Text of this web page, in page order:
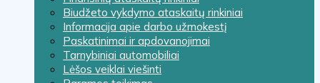
Biudžeto vykdymo ataskaitų rinkiniai
Informacija apie darbo užmokestį
Paskatinimai ir apdovanojimai
Tarnybiniai automobiliai
Lėšos veiklai viešinti